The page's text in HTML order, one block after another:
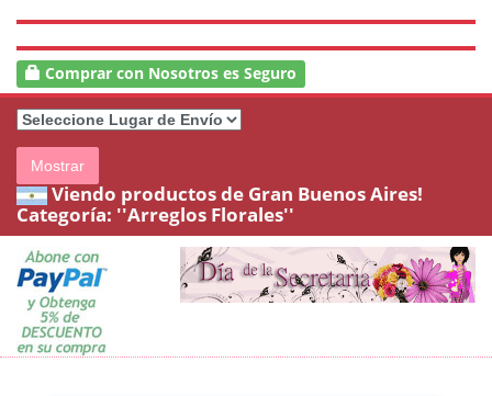
Comprar con Nosotros es Seguro
Mostrar
Viendo productos de Gran Buenos Aires!
Categoría: ''Arreglos Florales''